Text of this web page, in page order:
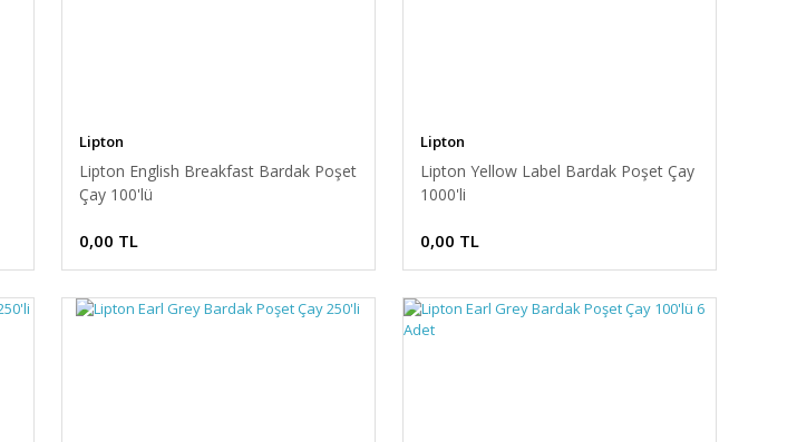
Lipton
Lipton English Breakfast Bardak Poşet
Çay 100'lü
0,00 TL
Lipton
Lipton Yellow Label Bardak Poşet Çay
1000'li
0,00 TL